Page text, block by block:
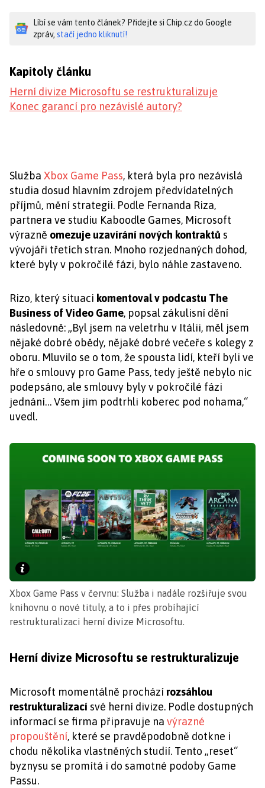
Líbí se vám tento článek? Přidejte si Chip.cz do Google
zpráv, stačí jedno kliknutí!
Kapitoly článku
Herní divize Microsoftu se restrukturalizuje
Konec garancí pro nezávislé autory?
Služba Xbox Game Pass, která byla pro nezávislá
studia dosud hlavním zdrojem předvídatelných
příjmů, mění strategii. Podle Fernanda Riza,
partnera ve studiu Kaboodle Games, Microsoft
výrazně omezuje uzavírání nových kontraktů s
vývojáři třetích stran. Mnoho rozjednaných dohod,
které byly v pokročilé fázi, bylo náhle zastaveno.
Rizo, který situaci komentoval v podcastu The
Business of Video Game, popsal zákulisní dění
následovně: „Byl jsem na veletrhu v Itálii, měl jsem
nějaké dobré obědy, nějaké dobré večeře s kolegy z
oboru. Mluvilo se o tom, že spousta lidí, kteří byli ve
hře o smlouvy pro Game Pass, tedy ještě nebylo nic
podepsáno, ale smlouvy byly v pokročilé fázi
jednání… Všem jim podtrhli koberec pod nohama,“
uvedl.
Xbox Game Pass v červnu: Služba i nadále rozšiřuje svou
knihovnu o nové tituly, a to i přes probíhající
restrukturalizaci herní divize Microsoftu.
Herní divize Microsoftu se restrukturalizuje
Microsoft momentálně prochází rozsáhlou
restrukturalizacísvé herní divize. Podle dostupných
informací se firma připravuje na výrazné
propouštění, které se pravděpodobně dotkne i
chodu několika vlastněných studií. Tento „reset“
byznysu se promítá i do samotné podoby Game
Passu.